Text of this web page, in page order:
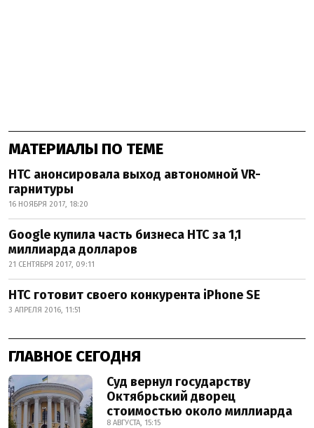
МАТЕРИАЛЫ ПО ТЕМЕ
HTC анонсировала выход автономной VR-
гарнитуры
16 НОЯБРЯ 2017, 18:20
Google купила часть бизнеса HTC за 1,1
миллиарда долларов
21 СЕНТЯБРЯ 2017, 09:11
HTC готовит своего конкурента iPhone SE
3 АПРЕЛЯ 2016, 11:51
ГЛАВНОЕ СЕГОДНЯ
Суд вернул государству
Октябрьский дворец
стоимостью около миллиарда
8 АВГУСТА, 15:15